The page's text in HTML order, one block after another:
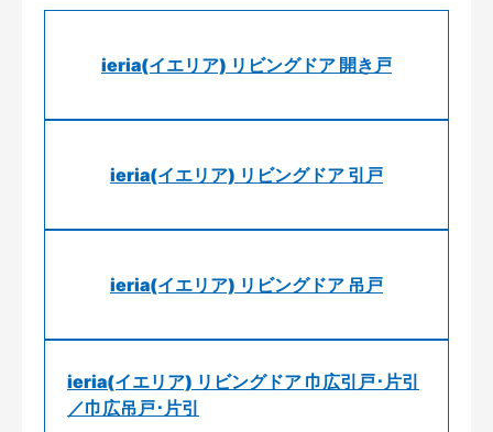
ieria(イエリア) リビングドア 開き戸
ieria(イエリア) リビングドア 引戸
ieria(イエリア) リビングドア 吊戸
ieria(イエリア) リビングドア 巾広引戸･片引
／巾広吊戸･片引